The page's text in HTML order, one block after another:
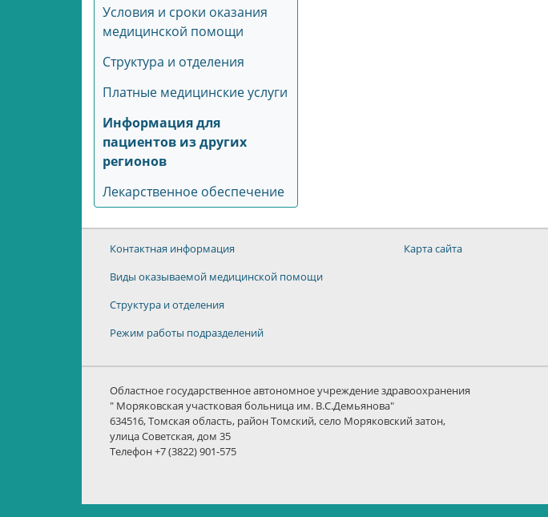
Условия и сроки оказания
медицинской помощи
Структура и отделения
Платные медицинские услуги
Информация для
пациентов из других
регионов
Лекарственное обеспечение
Контактная информация
Виды оказываемой медицинской помощи
Структура и отделения
Режим работы подразделений
Карта сайта
Областное государственное автономное учреждение здравоохранения
" Моряковская участковая больница им. В.С.Демьянова"
634516, Томская область, район Томский, село Моряковский затон,
улица Советская, дом 35
Телефон +7 (3822) 901-575